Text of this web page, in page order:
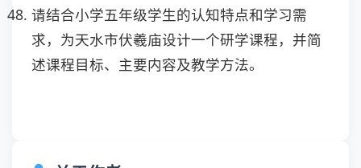
请结合小学五年级学生的认知特点和学习需
求，为天水市伏羲庙设计一个研学课程，并简
述课程目标、主要内容及教学方法。